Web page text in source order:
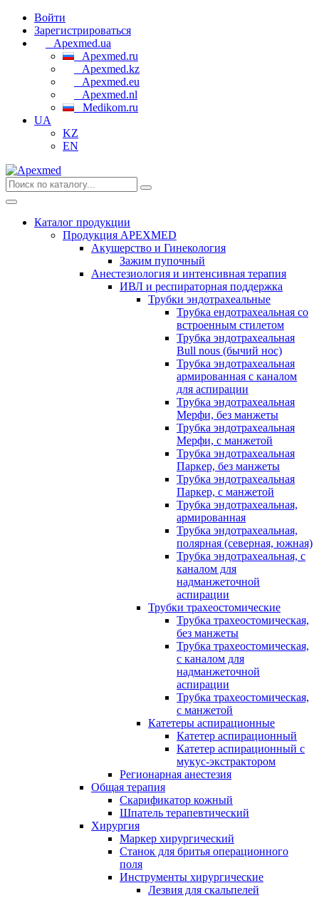
Войти
Зарегистрироваться
Apexmed.ua
Apexmed.ru
Apexmed.kz
Apexmed.eu
Apexmed.nl
Medikom.ru
UA
KZ
EN
Каталог продукции
Продукция APEXMED
Акушерство и Гинекология
Зажим пупочный
Анестезиология и интенсивная терапия
ИВЛ и респираторная поддержка
Трубки эндотрахеальные
Трубка ендотрахеальная со
встроенным стилетом
Трубка эндотрахеальная
Bull nous (бычий нос)
Трубка эндотрахеальная
армированная с каналом
для аспирации
Трубка эндотрахеальная
Мерфи, без манжеты
Трубка эндотрахеальная
Мерфи, с манжетой
Трубка эндотрахеальная
Паркер, без манжеты
Трубка эндотрахеальная
Паркер, с манжетой
Трубка эндотрахеальная,
армированная
Трубка эндотрахеальная,
полярная (северная, южная)
Трубка эндотрахеальная, с
каналом для
надманжеточной
аспирации
Трубки трахеостомические
Трубка трахеостомическая,
без манжеты
Трубка трахеостомическая,
с каналом для
надманжеточной
аспирации
Трубка трахеостомическая,
с манжетой
Катетеры аспирационные
Катетер аспирационный
Катетер аспирационный с
мукус-экстрактором
Регионарная анестезия
Общая терапия
Скарификатор кожный
Шпатель терапевтический
Хирургия
Маркер хирургический
Станок для бритья операционного
поля
Инструменты хирургические
Лезвия для скальпелей